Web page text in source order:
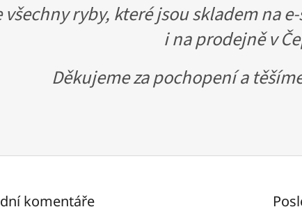
všechny ryby, které jsou skladem na
i na prodejně v
Děkujeme za pochopení a
komentáře